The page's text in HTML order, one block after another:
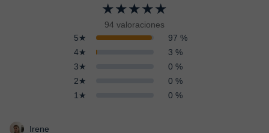
★★★★★
94 valoraciones
5★
97 %
4★
3 %
3★
0 %
2★
0 %
1★
0 %
Irene